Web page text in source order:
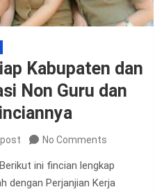
Kabupaten dan
Non Guru dan
No Comments
Berikut ini fincian lengkap
dengan Perjanjian Kerja